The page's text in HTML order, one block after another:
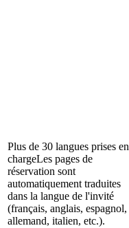
Plus de 30 langues prises en
chargeLes pages de
réservation sont
automatiquement traduites
dans la langue de l'invité
(français, anglais, espagnol,
allemand, italien, etc.).